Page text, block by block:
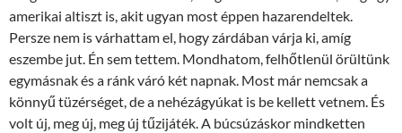
amerikai altiszt is, akit ugyan most éppen hazarendeltek.
Persze nem is várhattam el, hogy zárdában várja ki, amíg
eszembe jut. Én sem tettem. Mondhatom, felhőtlenül örültünk
egymásnak és a ránk váró két napnak. Most már nemcsak a
könnyű tüzérséget, de a nehézágyúkat is be kellett vetnem. És
volt új, meg új, meg új tűzijáték. A búcsúzáskor mindketten